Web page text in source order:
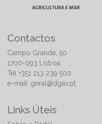
Contactos
Campo Grande, 50
1700-093 Lisboa
Tel +351 213 239 500
e-mail: geral@dgav.pt
Links Úteis